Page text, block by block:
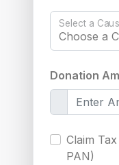
Select a
Donation
Claim
PAN)